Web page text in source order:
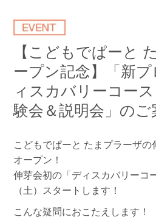
【こどもでぱーと
ープン記念】「新
ィスカバリーコー
験会＆説明会」のご
こどもでぱーと たまプラーザの
オープン！
伸芽会初の「ディスカバリーコ
（土）スタートします！
こんな疑問におこたえします！